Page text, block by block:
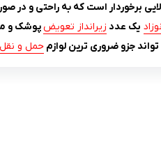
برخوردار است که به راحتی و در
یک عدد زیرانداز تعویضپوشک و
جزو ضروری ترین لوازم حمل و نقل